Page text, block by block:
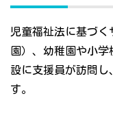
児童福祉法に基づ
園）、幼稚園や小
設に支援員が訪問
す。